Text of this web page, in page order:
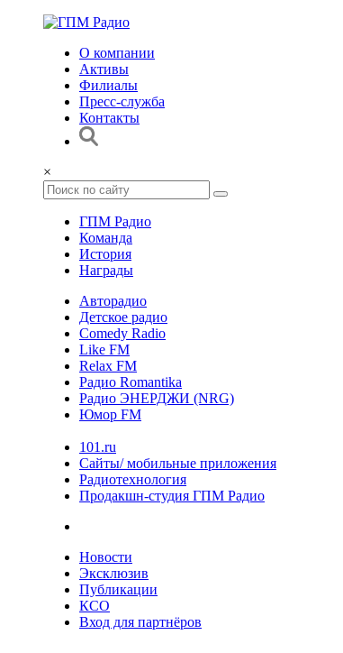
О компании
Активы
Филиалы
Пресс-служба
Контакты
×
ГПМ Радио
Команда
История
Награды
Авторадио
Детское радио
Comedy Radio
Like FM
Relax FM
Радио Romantika
Радио ЭНЕРДЖИ (NRG)
Юмор FM
101.ru
Сайты/ мобильные приложения
Радиотехнология
Продакшн-студия ГПМ Радио
Новости
Эксклюзив
Публикации
КСО
Вход для партнёров